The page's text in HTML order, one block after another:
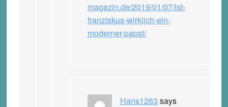
magazin.de/2019/01/07/ist-
franziskus-wirklich-ein-
moderner-papst/
Hans1263 says